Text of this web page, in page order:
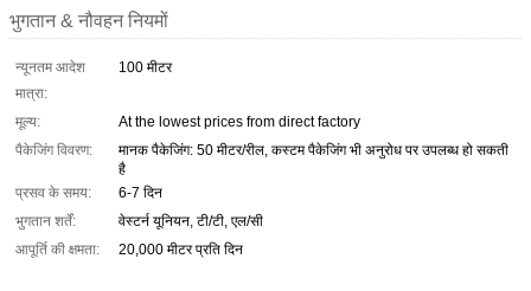
भुगतान & नौवहन नियमों
न्यूनतम आदेश
मात्रा:
100 मीटर
मूल्य:
At the lowest prices from direct factory
पैकेजिंग विवरण:
मानक पैकेजिंग: 50 मीटर/रील, कस्टम पैकेजिंग भी अनुरोध पर उपलब्ध हो सकती
है
प्रसव के समय:
6-7 दिन
भुगतान शर्तें:
वेस्टर्न यूनियन, टी/टी, एल/सी
आपूर्ति की क्षमता:
20,000 मीटर प्रति दिन